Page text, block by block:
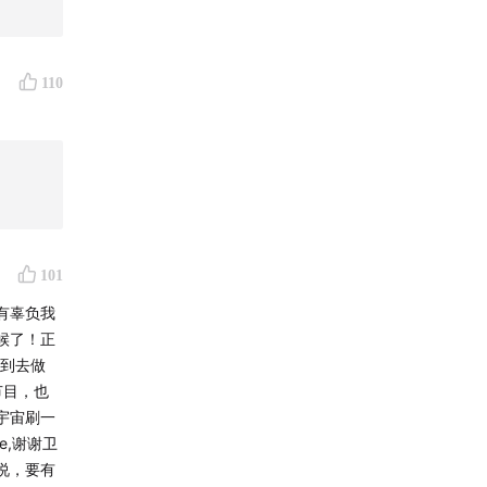
球，
110
101
辜负我
了！正
去做
，也
宙刷一
谢谢卫
，要有